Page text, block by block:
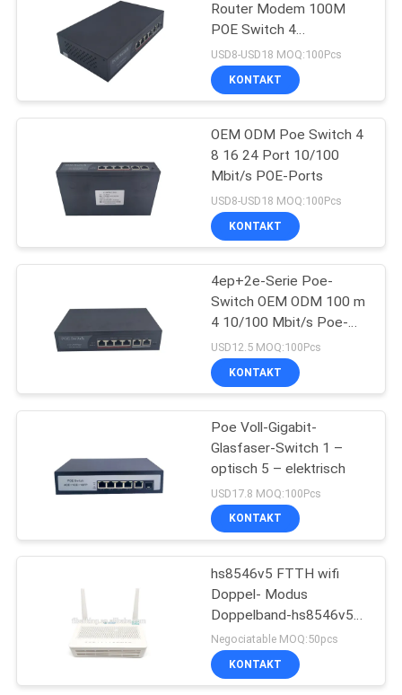
SITEMAP
PRIVACY
POLICY
XPON ONTARIO
11
ZTE GPON ONU
78
NOKIA GPON ONU
Router Modem 100M
POE Switch 4
10/100Mbps POE Ports
USD8-USD18 MOQ:100Pcs
KONTAKT
OEM ODM Poe Switch 4
8 16 24 Port 10/100
Mbit/s POE-Ports
USD8-USD18 MOQ:100Pcs
KONTAKT
4ep+2e-Serie Poe-
Switch OEM ODM 100 m
4 10/100 Mbit/s Poe-
Ports
USD12.5 MOQ:100Pcs
KONTAKT
Poe Voll-Gigabit-
Glasfaser-Switch 1 –
optisch 5 – elektrisch
USD17.8 MOQ:100Pcs
KONTAKT
hs8546v5 FTTH wifi
Doppel- Modus
Doppelband-hs8546v5
Wechselstroms 2.4g/5g
4GE XPON HUAWEI-
drahtloser Ontario-ONU
Negociatable MOQ:50pcs
KONTAKT